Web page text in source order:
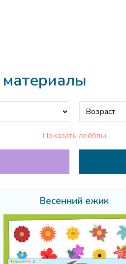
Показать лейблы
Весенний ежик